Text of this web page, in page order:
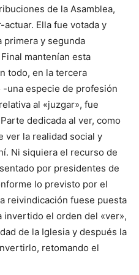
de la Asamblea,
Ella fue votada y
primera y segunda
mantenían esta
todo, en la tercera
una especie de profesión
al «juzgar», fue
dedicada al ver, como
ver la realidad social y
Ni siquiera el recurso de
por presidentes de
lo previsto por el
reivindicación fuese puesta
invertido el orden del «ver»,
de la Iglesia y después la
retomando el